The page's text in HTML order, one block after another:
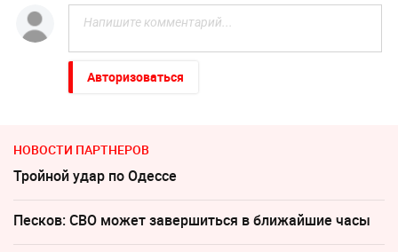
Авторизоваться
НОВОСТИ ПАРТНЕРОВ
Тройной удар по Одессe
Песков: СВО может завершиться в ближайшие часы